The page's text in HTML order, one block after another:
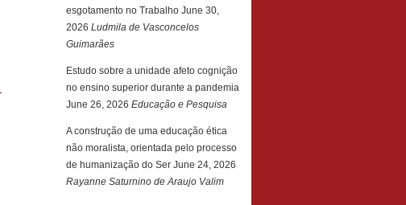
esgotamento no Trabalho June 30,
2026 Ludmila de Vasconcelos
Guimarães
Estudo sobre a unidade afeto cognição
no ensino superior durante a pandemia
June 26, 2026 Educação e Pesquisa
A construção de uma educação ética
não moralista, orientada pelo processo
de humanização do Ser June 24, 2026
Rayanne Saturnino de Araujo Valim